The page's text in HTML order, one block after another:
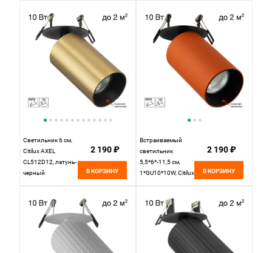
Светильник 6 см,
Citilux AXEL
CL512D12, латунь-
черный
2 190 ₽
В КОРЗИНУ
Встраиваемый
светильник
5,5*6*-11,5 см,
1*GU10*10W, Citilux
2 190 ₽
В КОРЗИНУ